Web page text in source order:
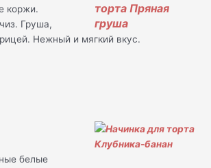
коржи.
Груша,
Нежный и мягкий вкус.
белые